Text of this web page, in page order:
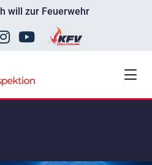
will zur Feuerwehr